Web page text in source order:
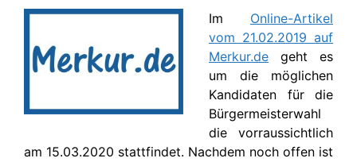
Im Online-Artikel
vom 21.02.2019 auf
Merkur.de geht es
um die möglichen
Kandidaten für die
Bürgermeisterwahl
die vorraussichtlich
am 15.03.2020 stattfindet. Nachdem noch offen ist